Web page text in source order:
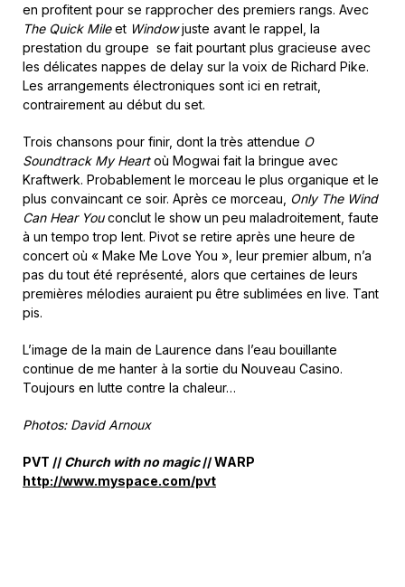
en profitent pour se rapprocher des premiers rangs. Avec
The Quick Mileet Windowjuste avant le rappel, la
prestation du groupe se fait pourtant plus gracieuse avec
les délicates nappes de delay sur la voix de Richard Pike.
Les arrangements électroniques sont ici en retrait,
contrairement au début du set.
Trois chansons pour finir, dont la très attendue O
Soundtrack My Heartoù Mogwai fait la bringue avec
Kraftwerk. Probablement le morceau le plus organique et le
plus convaincant ce soir. Après ce morceau,
Only The Wind
Can Hear Youconclut le show un peu maladroitement, faute
à un tempo trop lent. Pivot se retire après une heure de
concert où « Make Me Love You », leur premier album, n’a
pas du tout été représenté, alors que certaines de leurs
premières mélodies auraient pu être sublimées en live. Tant
pis.
L’image de la main de Laurence dans l’eau bouillante
continue de me hanter à la sortie du Nouveau Casino.
Toujours en lutte contre la chaleur…
Photos: David Arnoux
PVT // Church with no magic// WARP
http://www.myspace.com/pvt